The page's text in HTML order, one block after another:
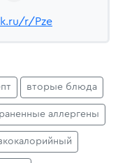
r/Pze
вторые блюда
аллергены